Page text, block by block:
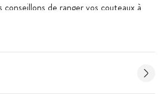
de ranger vos couteaux à